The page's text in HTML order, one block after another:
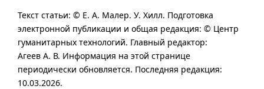
Текст статьи: © Е. А. Малер. У. Хилл. Подготовка
электронной публикации и общая редакция: © Центр
гуманитарных технологий. Главный редактор:
Агеев А. В. Информация на этой странице
периодически обновляется. Последняя редакция:
10.03.2026.